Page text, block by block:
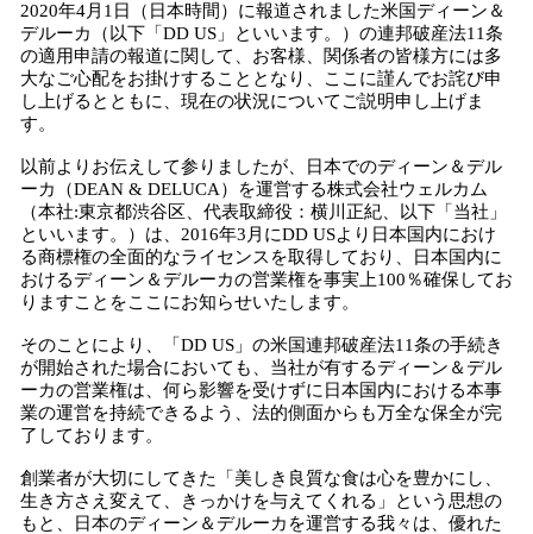
！
数
を
読
み
み
中
で
す
2020年4月1日（日本時間）に報道されました米国ディーン＆
デルーカ（以下「DD US」といいます。）の連邦破産法11条
の適用申請の報道に関して、お客様、関係者の皆様方には多
大なご心配をお掛けすることとなり、ここに謹んでお詫び申
し上げるとともに、現在の状況についてご説明申し上げま
す。
以前よりお伝えして参りましたが、日本でのディーン＆デル
ーカ（DEAN & DELUCA）を運営する株式会社ウェルカム
（本社:東京都渋谷区、代表取締役：横川正紀、以下「当社」
といいます。）は、2016年3月にDD USより日本国内におけ
る商標権の全面的なライセンスを取得しており、日本国内に
おけるディーン＆デルーカの営業権を事実上100％確保してお
りますことをここにお知らせいたします。
そのことにより、「DD US」の米国連邦破産法11条の手続き
が開始された場合においても、当社が有するディーン＆デル
ーカの営業権は、何ら影響を受けずに日本国内における本事
業の運営を持続できるよう、法的側面からも万全な保全が完
了しております。
創業者が大切にしてきた「美しき良質な食は心を豊かにし、
生き方さえ変えて、きっかけを与えてくれる」という思想の
もと、日本のディーン＆デルーカを運営する我々は、優れた